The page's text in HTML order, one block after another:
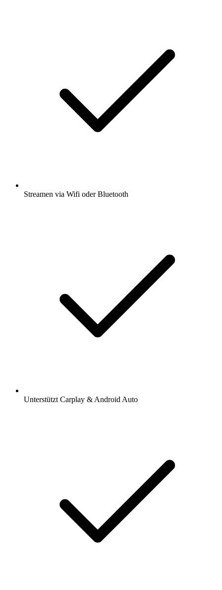
Streamen via Wifi oder Bluetooth
Unterstützt Carplay & Android Auto